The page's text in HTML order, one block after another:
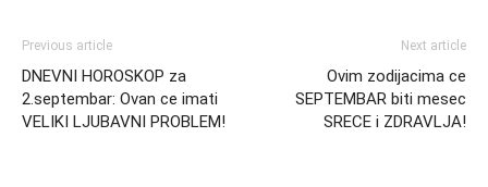
Previous article
DNEVNI HOROSKOP za
2.septembar: Ovan ce imati
VELIKI LJUBAVNI PROBLEM!
Next article
Ovim zodijacima ce
SEPTEMBAR biti mesec
SRECE i ZDRAVLJA!